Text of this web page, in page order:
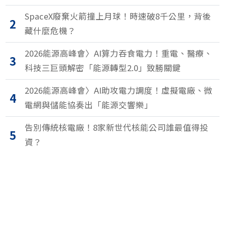
2
SpaceX廢棄火箭撞上月球！時速破8千公里，背後
藏什麼危機？
3
2026能源高峰會〉AI算力吞食電力！重電、醫療、
科技三巨頭解密「能源轉型2.0」致勝關鍵
4
2026能源高峰會〉AI助攻電力調度！虛擬電廠、微
電網與儲能協奏出「能源交響樂」
5
告別傳統核電廠！8家新世代核能公司誰最值得投
資？